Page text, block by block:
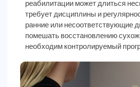
реабилитации может длиться
требует дисциплины и
ранние или несоответствующие
помешать восстановлению
необходим контролируемый